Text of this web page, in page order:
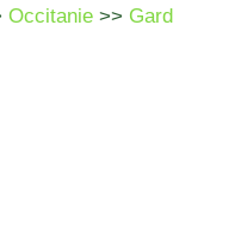
Occitanie>> Gard